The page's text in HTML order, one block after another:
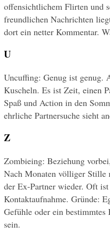
offensichtlichem Flirten und
freundlichen Nachrichten
dort ein netter Kommentar.
U
Uncuffing: Genug ist genug.
Kuscheln. Es ist Zeit, einen
Spaß und Action in den
ehrliche Partnersuche sieht
Z
Zombieing: Beziehung
Nach Monaten völliger Stille
der Ex-Partner wieder. Oft
Kontaktaufnahme. Gründe:
Gefühle oder ein
sein.